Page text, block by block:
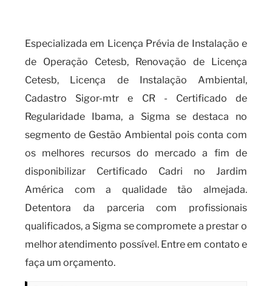
Especializada em Licença Prévia de Instalação e
de Operação Cetesb, Renovação de Licença
Cetesb, Licença de Instalação Ambiental,
Cadastro Sigor-mtr e CR - Certificado de
Regularidade Ibama, a Sigma se destaca no
segmento de Gestão Ambiental pois conta com
os melhores recursos do mercado a fim de
disponibilizar Certificado Cadri no Jardim
América com a qualidade tão almejada.
Detentora da parceria com profissionais
qualificados, a Sigma se compromete a prestar o
melhor atendimento possível. Entre em contato e
faça um orçamento.